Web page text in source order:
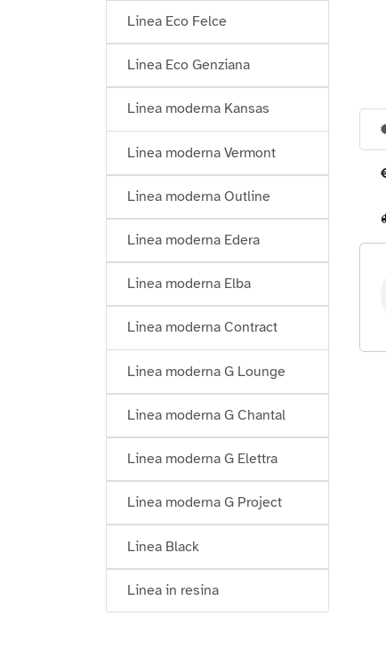
Linea Eco Felce
Linea Eco Genziana
Linea moderna Kansas
Linea moderna Vermont
Linea moderna Outline
Linea moderna Edera
Linea moderna Elba
Linea moderna Contract
Linea moderna G Lounge
Linea moderna G Chantal
Linea moderna G Elettra
Linea moderna G Project
Linea Black
Linea in resina